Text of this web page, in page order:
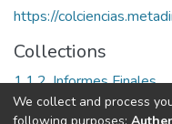
https://
Collections
1.1.2. Informes Finales
We collect and process